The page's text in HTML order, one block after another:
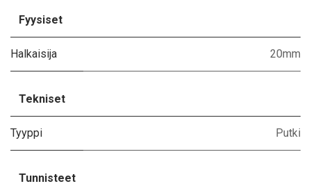
Fyysiset
Halkaisija 20mm
Tekniset
Tyyppi Putki
Tunnisteet